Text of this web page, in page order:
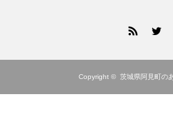
Facebook
Copyright © 茨城県阿見町の